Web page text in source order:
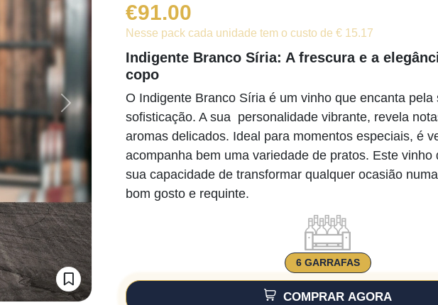
Next
€91.00
Nesse pack cada unidade tem o custo de € 15.17
Indigente Branco Síria: A frescura e a
copo
O Indigente Branco Síria é um vinho que encanta pela
sofisticação. A sua personalidade vibrante, revela
aromas delicados. Ideal para momentos especiais, é
acompanha bem uma variedade de pratos. Este vinho
sua capacidade de transformar qualquer ocasião
bom gosto e requinte.
6 GARRAFAS
COMPRAR AGORA